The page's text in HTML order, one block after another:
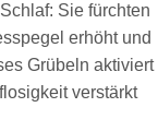
Sie fürchten
erhöht und
Grübeln aktiviert
verstärkt